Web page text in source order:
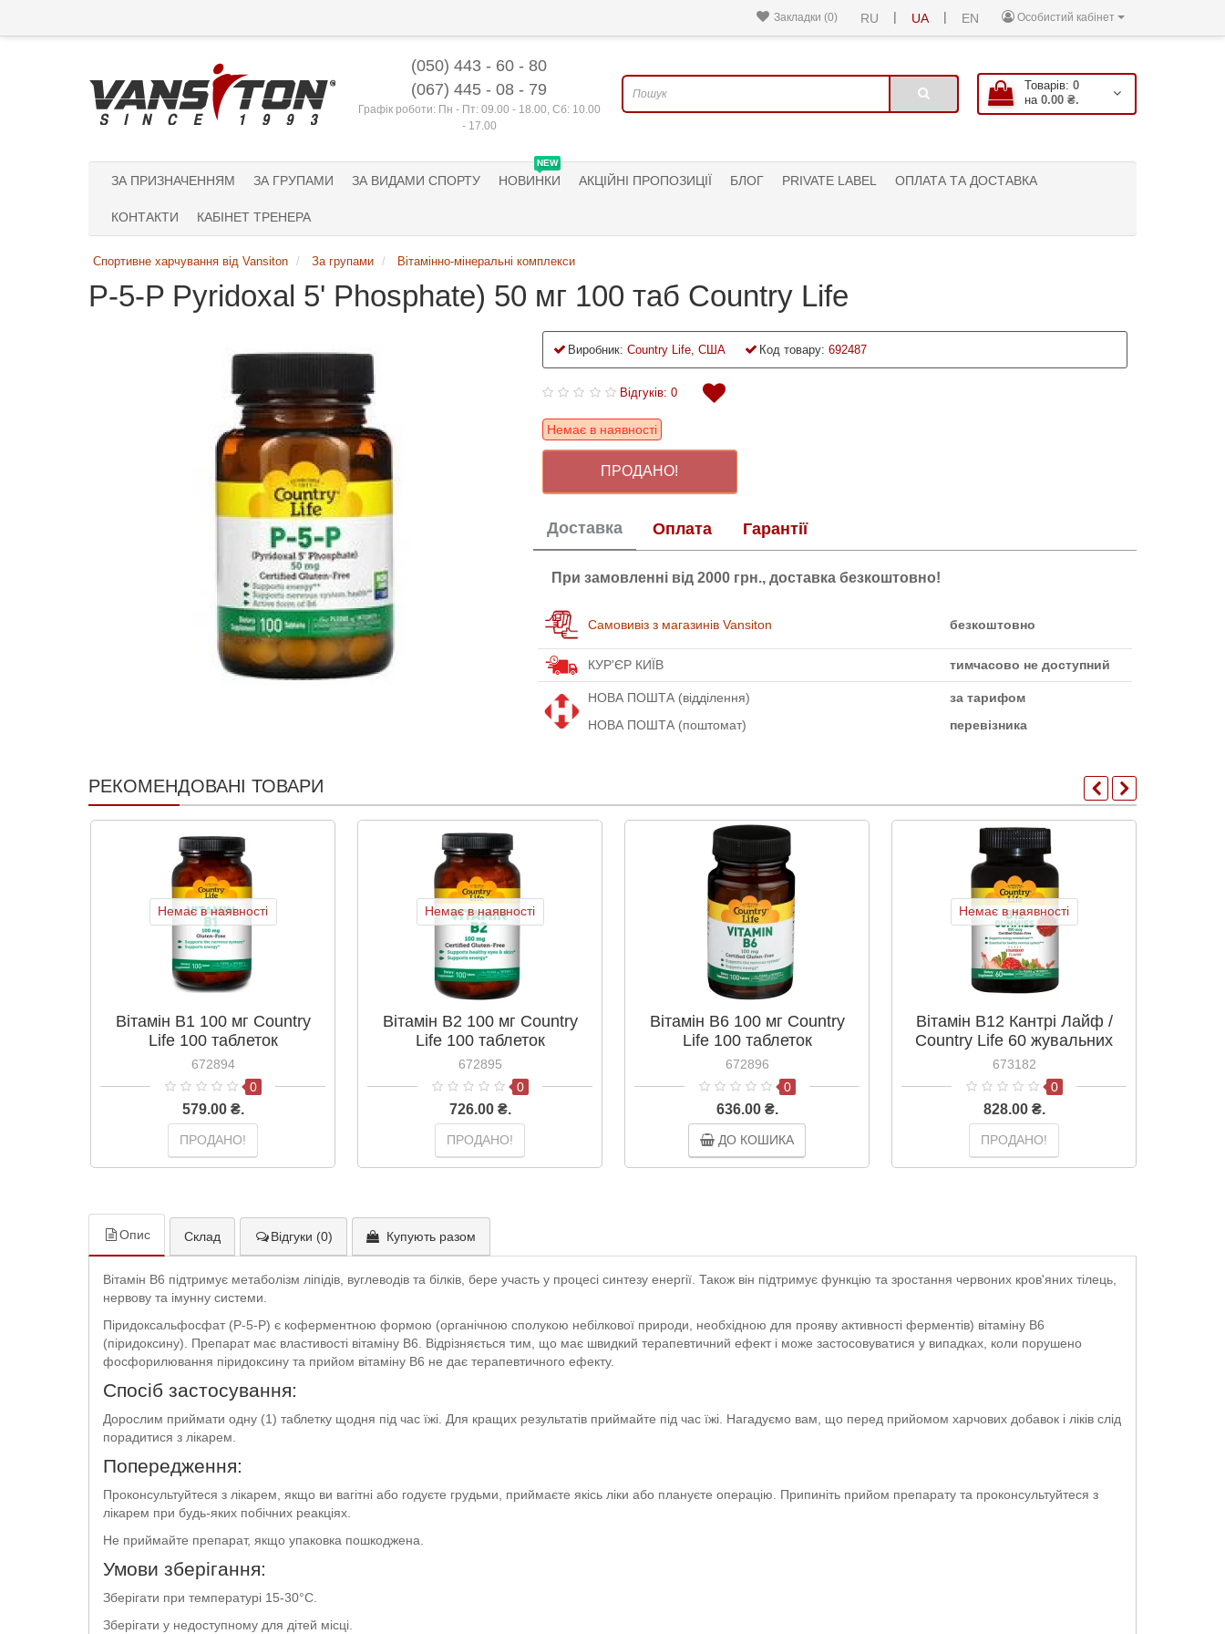
Особистий кабінет
RU | UA | EN
Закладки (0)
(050) 443 - 60 - 80
(067) 445 - 08 - 79
Графік роботи: Пн - Пт: 09.00 - 18.00, Сб: 10.00
- 17.00
Товарів: 0
на 0.00 ₴.
ЗА ПРИЗНАЧЕННЯМ ЗА ГРУПАМИ ЗА ВИДАМИ СПОРТУ
NEW
НОВИНКИ АКЦІЙНІ ПРОПОЗИЦІЇ БЛОГ PRIVATE LABEL ОПЛАТА ТА ДОСТАВКА
КОНТАКТИ КАБІНЕТ ТРЕНЕРА
Спортивне харчування від Vansiton За групами Вітамінно-мінеральні комплекси
P-5-P Pyridoxal 5' Phosphate) 50 мг 100 таб Country Life
Виробник: Country Life, США Код товару: 692487
Відгуків: 0
Немає в наявності
ПРОДАНО!
Доставка Оплата Гарантії
При замовленні від 2000 грн., доставка безкоштовно!
Самовивіз з магазинів Vansiton безкоштовно
КУР'ЄР КИЇВ тимчасово не доступний
НОВА ПОШТА (відділення)
за тарифом
НОВА ПОШТА (поштомат)
перевізника
РЕКОМЕНДОВАНІ ТОВАРИ
Немає в наявності
Вітамін В1 100 мг Country
Life 100 таблеток
672894
0
579.00 ₴.
ПРОДАНО!
Немає в наявності
Вітамін B2 100 мг Country
Life 100 таблеток
672895
0
726.00 ₴.
ПРОДАНО!
Вітамін В6 100 мг Country
Life 100 таблеток
672896
0
636.00 ₴.
ДО КОШИКА
Немає в наявності
Вітамін В12 Кантрі Лайф /
Country Life 60 жувальних
цукерок
673182
0
828.00 ₴.
ПРОДАНО!
Опис Склад Відгуки (0) Купують разом
Вітамін B6 підтримує метаболізм ліпідів, вуглеводів та білків, бере участь у процесі синтезу енергії. Також він підтримує функцію та зростання червоних кров'яних тілець,
нервову та імунну системи.
Піридоксальфосфат (P-5-P) є коферментною формою (органічною сполукою небілкової природи, необхідною для прояву активності ферментів) вітаміну В6
(піридоксину). Препарат має властивості вітаміну В6. Відрізняється тим, що має швидкий терапевтичний ефект і може застосовуватися у випадках, коли порушено
фосфорилювання піридоксину та прийом вітаміну В6 не дає терапевтичного ефекту.
Спосіб застосування:
Дорослим приймати одну (1) таблетку щодня під час їжі. Для кращих результатів приймайте під час їжі. Нагадуємо вам, що перед прийомом харчових добавок і ліків слід
порадитися з лікарем.
Попередження:
Проконсультуйтеся з лікарем, якщо ви вагітні або годуєте грудьми, приймаєте якісь ліки або плануєте операцію. Припиніть прийом препарату та проконсультуйтеся з
лікарем при будь-яких побічних реакціях.
Не приймайте препарат, якщо упаковка пошкоджена.
Умови зберігання:
Зберігати при температурі 15-30°C.
Зберігати у недоступному для дітей місці.